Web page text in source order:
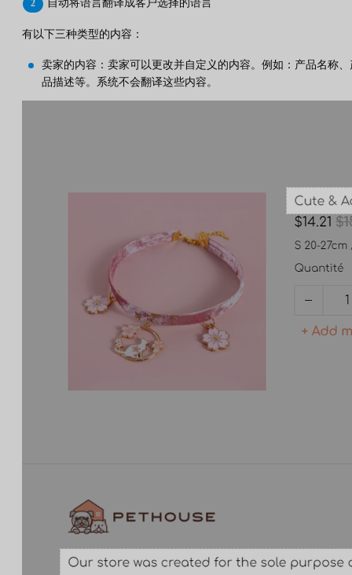
自动将语言翻译成客户选择的语言
有以下三种类型的内容：
卖家的内容：卖家可以更改并自定义的内容。例如：产品名称、
品描述等。系统不会翻译这些内容。